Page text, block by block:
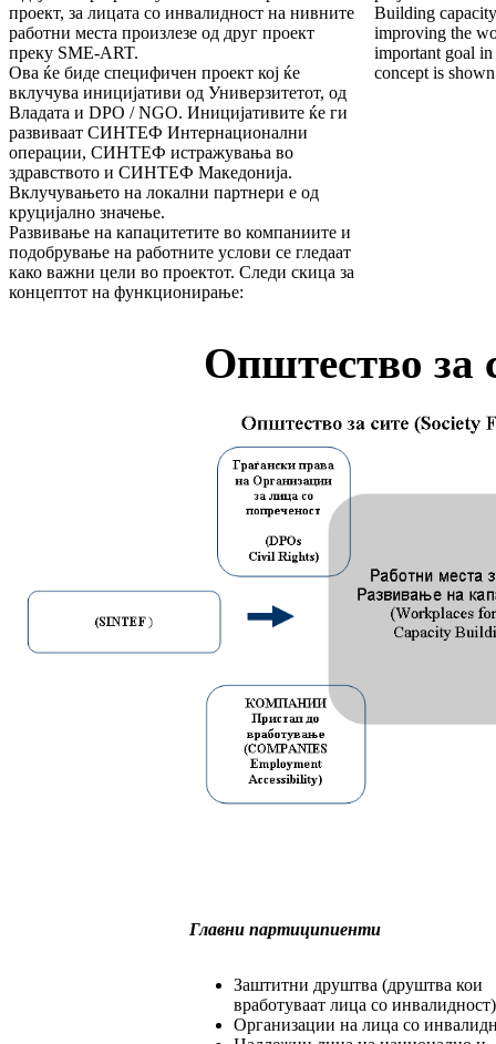
проект, за лицата со инвалидност на нивните
работни места произлезе од друг проект
преку SME-ART.
Ова ќе биде специфичен проект кој ќе
вклучува иницијативи од Универзитетот, од
Владата и DPO / NGO. Иницијативите ќе ги
развиваат СИНТЕФ Интернационални
операции, СИНТЕФ истражувања во
здравството и СИНТЕФ Македонија.
Вклучувањето на локални партнери е од
круцијално значење.
Развивање на капацитетите во компаниите и
подобрување на работните услови се гледаат
како важни цели во проектот. Следи скица за
концептот на функционирање:
Building
improving the
important goal
concept is
Општество за
Главни партиципиенти
Заштитни друштва (друштва кои
вработуваат лица со
Организации на лица со